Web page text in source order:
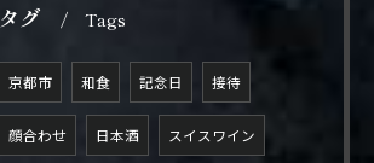
タグ Tags
京都市 和食 記念日 接待
顔合わせ 日本酒 スイスワイン